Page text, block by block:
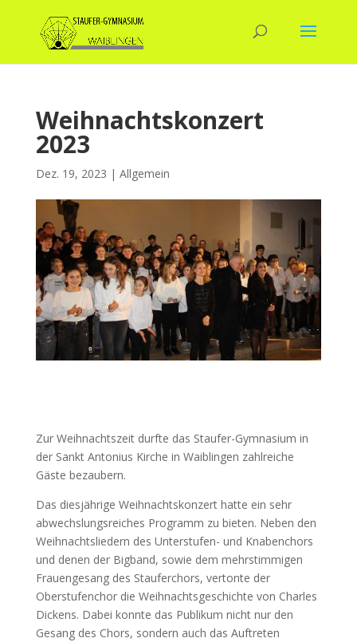
Weihnachtskonzert
2023
Dez. 19, 2023 | Allgemein
Zur Weihnachtszeit durfte das Staufer-Gymnasium in
der Sankt Antonius Kirche in Waiblingen zahlreiche
Gäste bezaubern.
Das diesjährige Weihnachtskonzert hatte ein sehr
abwechslungsreiches Programm zu bieten. Neben den
Weihnachtsliedern des Unterstufen- und Knabenchors
und denen der Bigband, sowie dem mehrstimmigen
Frauengesang des Stauferchors, vertonte der
Oberstufenchor die Weihnachtsgeschichte von Charles
Dickens. Dabei konnte das Publikum nicht nur den
Gesang des Chors, sondern auch das Auftreten